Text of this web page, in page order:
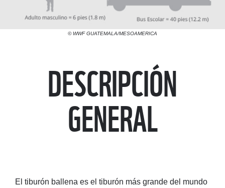
© WWF GUATEMALA/MESOAMERICA
DESCRIPCIÓN
GENERAL
El tiburón ballena es el tiburón más grande del mundo